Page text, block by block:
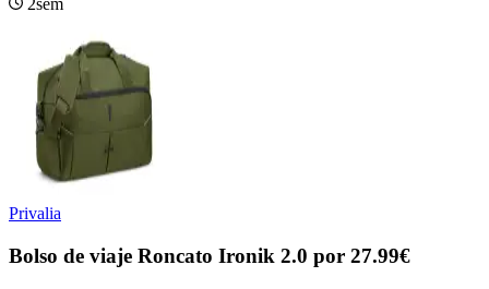
2sem
Privalia
Bolso de viaje Roncato Ironik 2.0 por 27.99€